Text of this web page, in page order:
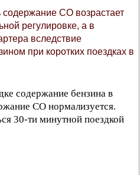
CO возрастает
регулировке, а в
вследствие
при коротких поездках в
содержание бензина в
CO нормализуется.
30-ти минутной поездкой